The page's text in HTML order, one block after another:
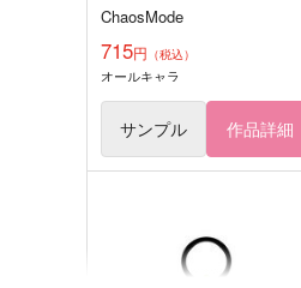
ChaosMode
715円 （税込）
オールキャラ
サンプル 作品詳細